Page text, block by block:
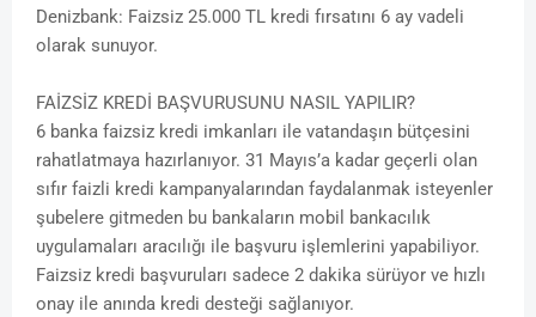
Denizbank: Faizsiz 25.000 TL kredi fırsatını 6 ay vadeli
olarak sunuyor.
FAİZSİZ KREDİ BAŞVURUSUNU NASIL YAPILIR?
6 banka faizsiz kredi imkanları ile vatandaşın bütçesini
rahatlatmaya hazırlanıyor. 31 Mayıs’a kadar geçerli olan
sıfır faizli kredi kampanyalarından faydalanmak isteyenler
şubelere gitmeden bu bankaların mobil bankacılık
uygulamaları aracılığı ile başvuru işlemlerini yapabiliyor.
Faizsiz kredi başvuruları sadece 2 dakika sürüyor ve hızlı
onay ile anında kredi desteği sağlanıyor.